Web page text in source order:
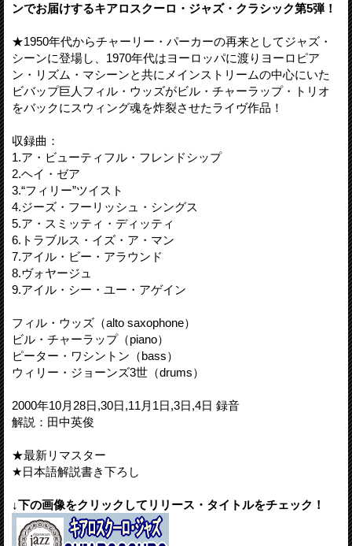
ンでお届けするキアロスクーロ・ジャズ・クラシック第5弾！
★1950年代からチャーリー・パーカーの再来としてジャズ・
シーンに登場し、1970年代はヨーロッパに渡りヨーロピア
ン・リズム・マシーンと共にメインストリームの中心にいた
ビバップ巨人フィル・ウッズがビル・チャーラップ・トリオ
をバックにスウィング魂を炸裂させたライヴ作品！
収録曲：
1.ア・ビューティフル・フレンドシップ
2.ヘイ・ゼア
3.“フィリー”ツイスト
4.ジーズ・フーリッシュ・シングス
5.ア・スミッティ・ディッティ
6.トラブルス・イズ・ア・マン
7.アイル・ビー・アラウンド
8.ヴォヤージュ
9.アイル・シー・ユー・アゲイン
フィル・ウッズ（alto saxophone）
ビル・チャーラップ（piano）
ピーター・ワシントン（bass）
ウィリー・ジョーンズ3世（drums）
2000年10月28日,30日,11月1日,3日,4日 録音
解説：田中英俊
★最新リマスター
★日本語解説書き下ろし
↓下の画像をクリックしてリリース・タイトルをチェック！